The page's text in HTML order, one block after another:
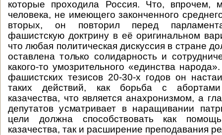
которые проходила Россия. Что, впрочем,
человека, не имеющего законченного
вторых, он повторил перед
фашистскую доктрину в её оригинальном
что любая политическая дискуссия в стране
оставлена только солидарность и
какого-то умозрительного «единства
фашистских тезисов 20-30-х годов он
таких действий, как борьба с
казачества, что является анахронизмом, а
депутатов усматривает в наращивании
цели должна способствовать как
казачества, так и расширение преподавания